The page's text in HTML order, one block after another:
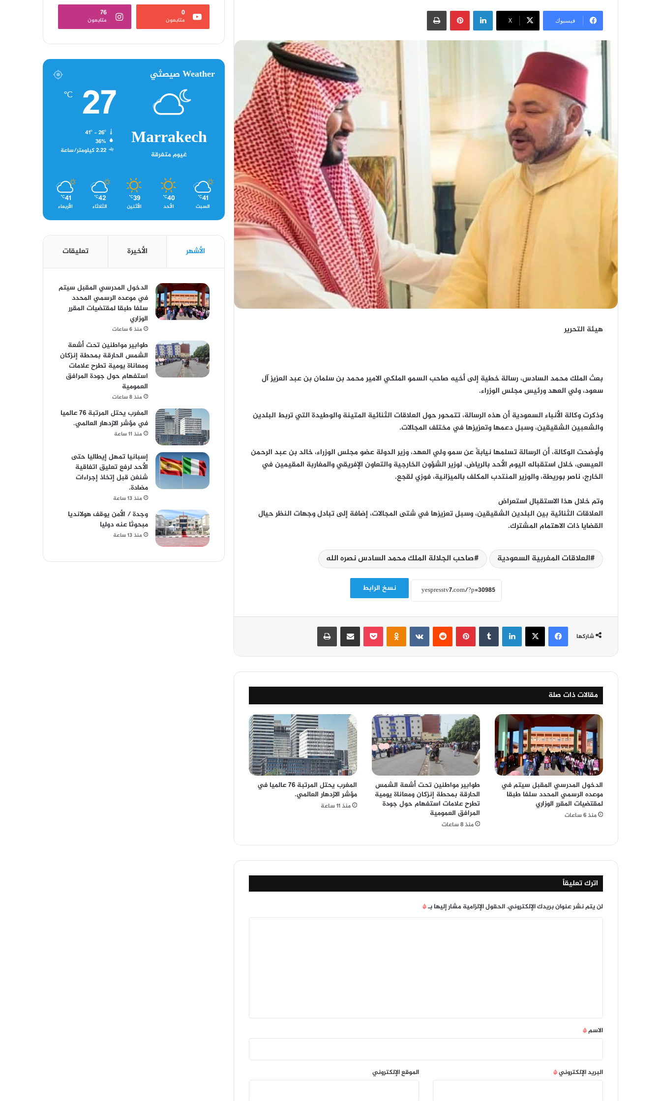
فيسبوك ‫X
لينكدإن بينتيريست
هيئة التحرير
بعث الملك محمد السادس، رسالة خطية إلى أخيه صاحب السمو الملكي الامير محمد بن سلمان بن عبد العزيز آل
سعود، ولي العهد ورئيس مجلس الوزراء.
وذكرت وكالة الأنباء السعودية أن هذه الرسالة، تتمحور حول العلاقات الثنائية المتينة والوطيدة التي تربط البلدين
والشعبين الشقيقين، وسبل دعمها وتعزيزها في مختلف المجالات.
وأوضحت الوكالة، أن الرسالة تسلمها نيابةً عن سمو ولي العهد، وزير الدولة عضو مجلس الوزراء، خالد بن عبد الرحمن
العيسى، خلال استقباله اليوم الأحد بالرياض، لوزير الشؤون الخارجية والتعاون الإفريقي والمغاربة المقيمين في
الخارج، ناصر بوريطة، والوزير المنتدب المكلف بالميزانية، فوزي لقجع.
وتم خلال هذا الاستقبال استعراض
العلاقات الثنائية بين البلدين الشقيقين، وسبل تعزيزها في شتى المجالات، إضافة إلى تبادل وجهات النظر حيال
القضايا ذات الاهتمام المشترك.
العلاقات المغربية السعودية صاحب الجلالة الملك محمد السادس نصره الله
نسخ الرابط
شاركها
فيسبوك ‫X لينكدإن بينتيريست مشاركة عبر البريد
مقالات ذات صلة
الدخول المدرسي المقبل سیتم في
موعده الرسمي المحدد سلفا طبقا
لمقتضیات المقرر الوزاري
منذ 6 ساعات
طوابير مواطنين تحت أشعة الشمس
الحارقة بمحطة إنزكان ومعاناة يومية
تطرح علامات استفهام حول جودة
المرافق العمومية
منذ 8 ساعات
المغرب يحتل المرتبة 76 عالميا في
مؤشر الازدهار العالمي.
منذ 11 ساعة
اترك تعليقاً
لن يتم نشر عنوان بريدك الإلكتروني.الحقول الإلزامية مشار إليها بـ*
*
الاسم*
البريد الإلكتروني* الموقع الإلكتروني
0
متابعون
76
متابعون
Weather صيصثي
Marrakech
غيوم متفرقة
27
℃
41º - 26º
36%
2.22 كيلومتر/ساعة
41
℃
السبت
40
℃
الأحد
39
℃
الأثنين
42
℃
الثلاثاء
41
℃
الأربعاء
الأشهر الأخيرة تعليقات
الدخول المدرسي المقبل سیتم
في موعده الرسمي المحدد
سلفا طبقا لمقتضیات المقرر
الوزاري
منذ 6 ساعات
طوابير مواطنين تحت أشعة
الشمس الحارقة بمحطة إنزكان
ومعاناة يومية تطرح علامات
استفهام حول جودة المرافق
العمومية
منذ 8 ساعات
المغرب يحتل المرتبة 76 عالميا
في مؤشر الازدهار العالمي.
منذ 11 ساعة
إسبانيا تمهل إيطاليا حتى
الأحد لرفع تعليق اتفاقية
شنغن قبل إتخاذ إجراءات
مضادة.
منذ 13 ساعة
وجدة / الأمن يوقف هولانديا
مبحوثا عنه دوليا
منذ 13 ساعة